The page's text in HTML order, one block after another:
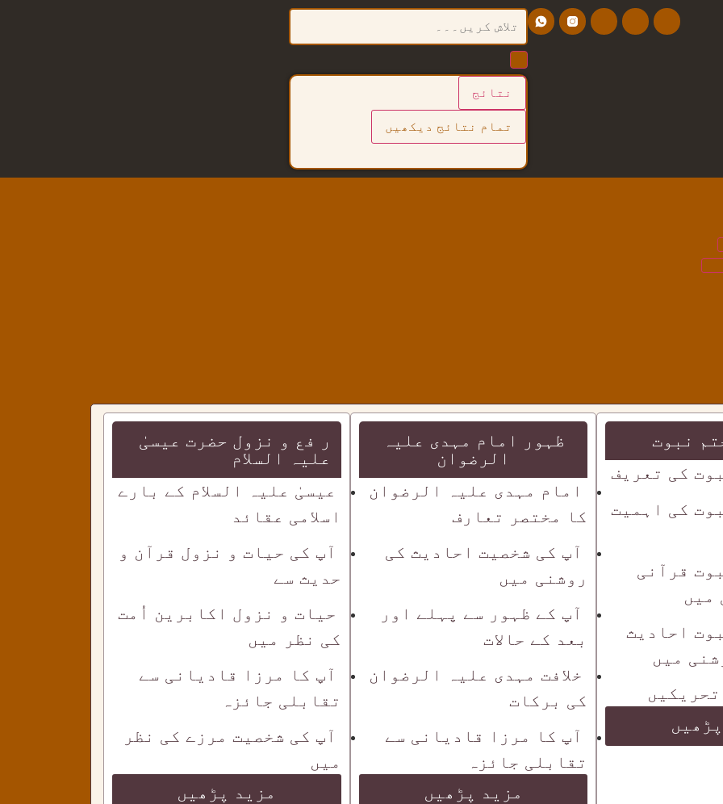
نتائج
تمام نتائج دیکھیں
نبوت
کی تعریف
کی اہمیت
قرآنی
میں
احادیث
میں
ظہور امام مہدی علیہ
الرضوان
امام مہدی علیہ الرضوان
کا مختصر تعارف
آپ کی شخصیت احادیث کی
روشنی میں
آپ کے ظہور سے پہلے اور
بعد کے حالات
خلافت مہدی علیہ الرضوان
کی برکات
آپ کا مرزا قادیانی سے
تقابلی جائزہ
مزید پڑھیں
ر فع و نزول حضرت عیسیٰ
علیہ السلام
عیسیٰ علیہ السلام کے بارے
اسلامی عقائد
آپ کی حیات و نزول قرآن و
حدیث سے
حیات و نزول اکابرین اُمت
کی نظر میں
آپ کا مرزا قادیانی سے
تقابلی جائزہ
آپ کی شخصیت مرزے کی نظر
میں
مزید پڑھیں